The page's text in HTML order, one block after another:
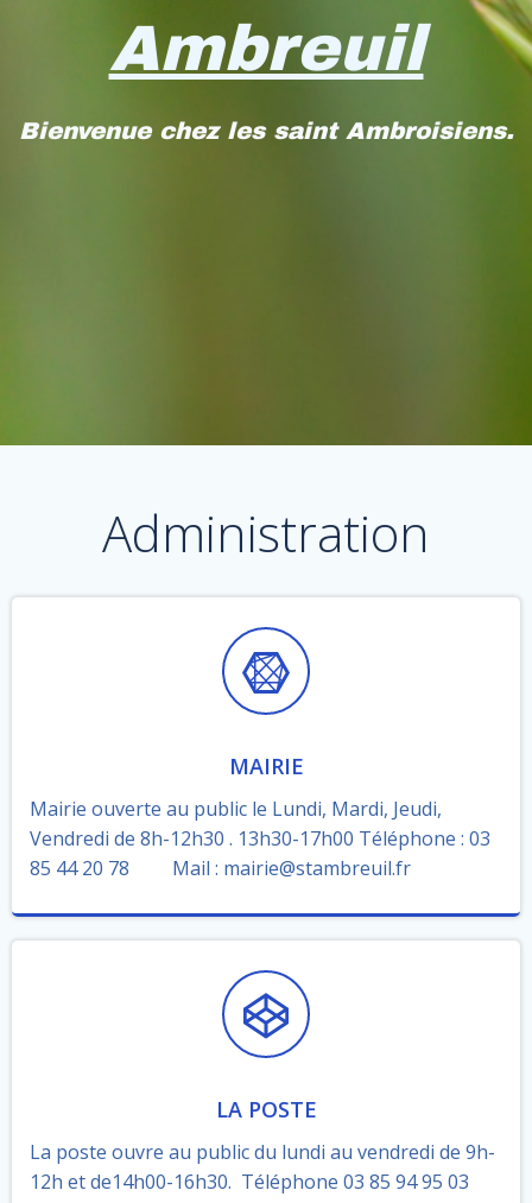
Ambreuil
Bienvenue chez les saint Ambroisiens.
Administration
MAIRIE
Mairie ouverte au public le Lundi, Mardi, Jeudi,
Vendredi de 8h-12h30 . 13h30-17h00 Téléphone : 03
85 44 20 78 Mail : mairie@stambreuil.fr
LA POSTE
La poste ouvre au public du lundi au vendredi de 9h-
12h et de14h00-16h30. Téléphone 03 85 94 95 03